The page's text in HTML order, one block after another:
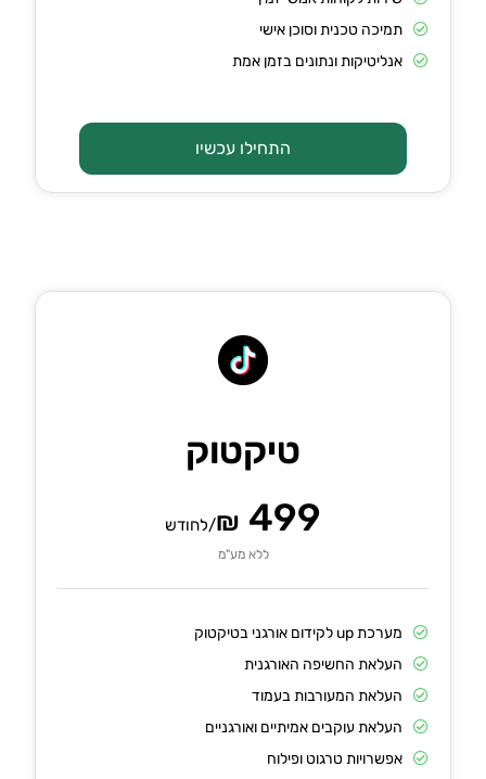
תמיכה טכנית וסוכן אישי
אנליטיקות ונתונים בזמן אמת
התחילו עכשיו
טיקטוק
ללא מע"מ
499
₪/לחודש
מערכת up לקידום אורגני בטיקטוק
העלאת החשיפה האורגנית
העלאת המעורבות בעמוד
העלאת עוקבים אמיתיים ואורגניים
אפשרויות טרגוט ופילוח